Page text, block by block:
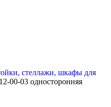
стеллажи, шкафы для
00-03 односторонняя